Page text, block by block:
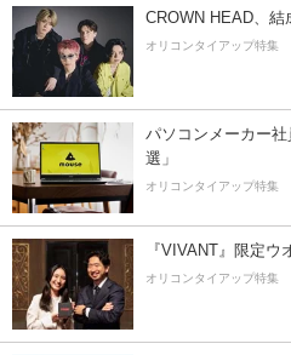
CROWN HEAD、結
オリコンタイアップ特集
パソコンメーカー
選」
オリコンタイアップ特集
『VIVANT』限定
オリコンタイアップ特集